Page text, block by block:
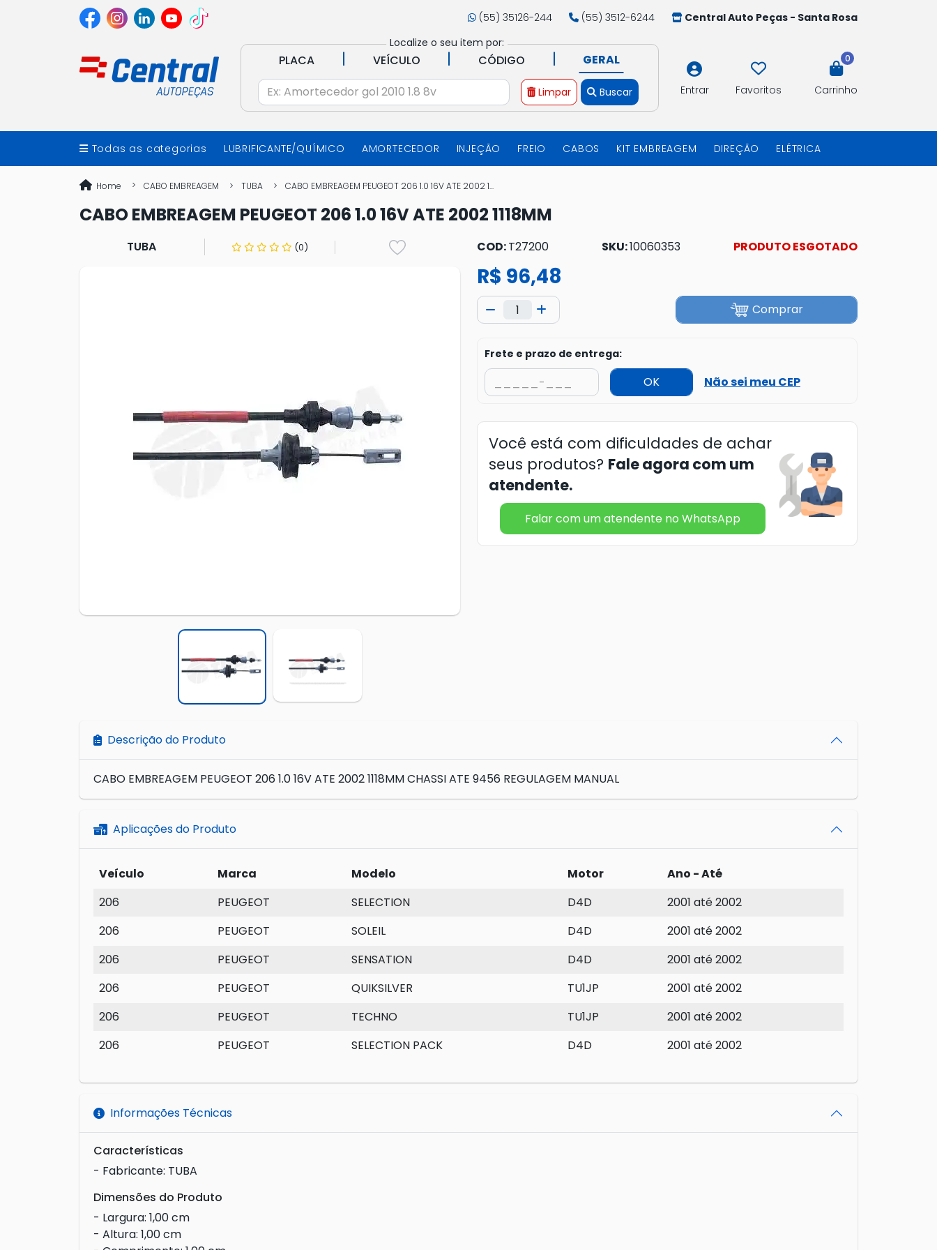
(55) 35126-244 (55) 3512-6244
Central Auto Peças - Santa Rosa
Localize o seu item por:
PLACA | VEÍCULO | CÓDIGO | GERAL
Limpar Buscar Entrar Favoritos
0
Carrinho
Todas as categorias LUBRIFICANTE/QUÍMICO AMORTECEDOR INJEÇÃO FREIO CABOS KIT EMBREAGEM DIREÇÃO ELÉTRICA
Home CABO EMBREAGEM TUBA CABO EMBREAGEM PEUGEOT 206 1.0 16V ATE 2002 1...
CABO EMBREAGEM PEUGEOT 206 1.0 16V ATE 2002 1118MM
TUBA (0) COD:T27200 SKU:10060353 PRODUTO ESGOTADO
R$ 96,48
Comprar
Frete e prazo de entrega:
OK Não sei meu CEP
Você está com dificuldades de achar
seus produtos? Fale agora com um
atendente.
Falar com um atendente no WhatsApp
Descrição do Produto
CABO EMBREAGEM PEUGEOT 206 1.0 16V ATE 2002 1118MM CHASSI ATE 9456 REGULAGEM MANUAL
Aplicações do Produto
Veículo Marca Modelo Motor
Ano - Até
206
PEUGEOT SELECTION D4D
2001 até 2002
206
PEUGEOT SOLEIL D4D
2001 até 2002
206
PEUGEOT SENSATION D4D
2001 até 2002
206
PEUGEOT QUIKSILVER TU1JP
2001 até 2002
206
PEUGEOT TECHNO TU1JP
2001 até 2002
206
PEUGEOT SELECTION PACK D4D 2001 até 2002
Informações Técnicas
Características
- Fabricante: TUBA
Dimensões do Produto
- Largura: 1,00 cm
- Altura: 1,00 cm